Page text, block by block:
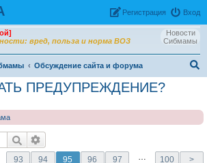
Вход
Рeгиcтpaция
Новости
Сибмамы
вред, польза и норма ВОЗ
Обсуждение сайта и форума
ПРЕДУПРЕЖДЕНИЕ?
93 94 95 96 97 … 100 >